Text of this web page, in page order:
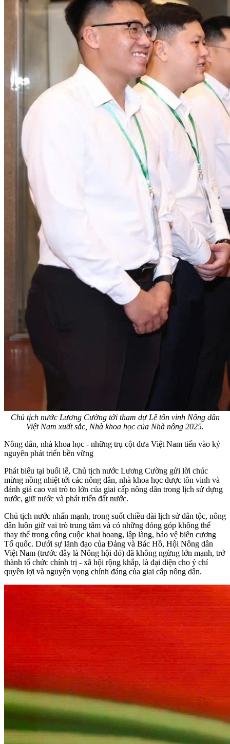
Chủ tịch nước Lương Cường tới tham dự Lễ tôn vinh Nông dân
Việt Nam xuất sắc, Nhà khoa học của Nhà nông 2025.
Nông dân, nhà khoa học - những trụ cột đưa Việt Nam tiến vào kỷ
nguyên phát triển bền vững
Phát biểu tại buổi lễ, Chủ tịch nước Lương Cường gửi lời chúc
mừng nồng nhiệt tới các nông dân, nhà khoa học được tôn vinh và
đánh giá cao vai trò to lớn của giai cấp nông dân trong lịch sử dựng
nước, giữ nước và phát triển đất nước.
Chủ tịch nước nhấn mạnh, trong suốt chiều dài lịch sử dân tộc, nông
dân luôn giữ vai trò trung tâm và có những đóng góp không thể
thay thế trong công cuộc khai hoang, lập làng, bảo vệ biên cương
Tổ quốc. Dưới sự lãnh đạo của Đảng và Bác Hồ, Hội Nông dân
Việt Nam (trước đây là Nông hội đỏ) đã không ngừng lớn mạnh, trở
thành tổ chức chính trị - xã hội rộng khắp, là đại diện cho ý chí
quyền lợi và nguyện vọng chính đáng của giai cấp nông dân.